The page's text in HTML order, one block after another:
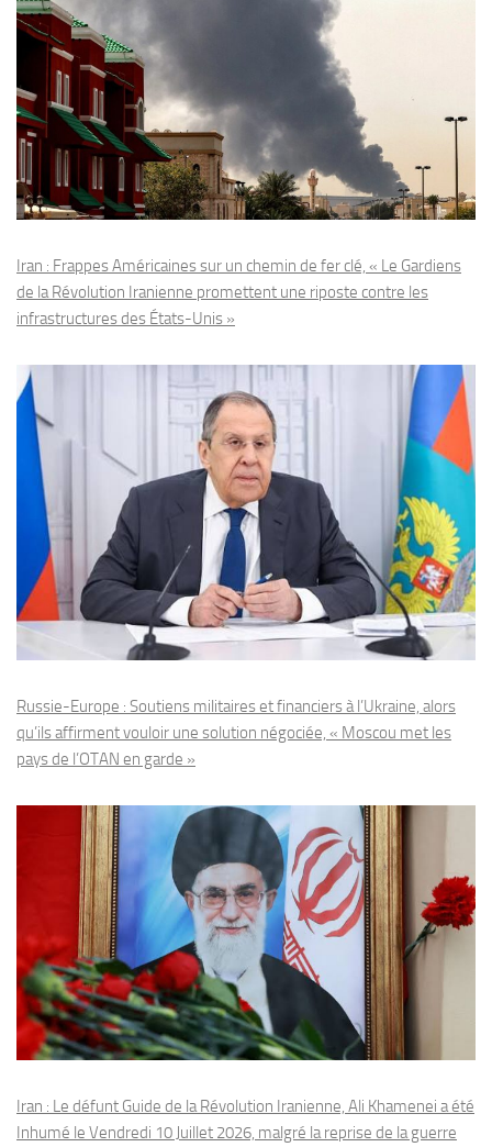
Iran : Frappes Américaines sur un chemin de fer clé, « Le Gardiens
de la Révolution Iranienne promettent une riposte contre les
infrastructures des États-Unis »
Russie-Europe : Soutiens militaires et financiers à l’Ukraine, alors
qu’ils affirment vouloir une solution négociée, « Moscou met les
pays de l’OTAN en garde »
Iran : Le défunt Guide de la Révolution Iranienne, Ali Khamenei a été
Inhumé le Vendredi 10 Juillet 2026, malgré la reprise de la guerre